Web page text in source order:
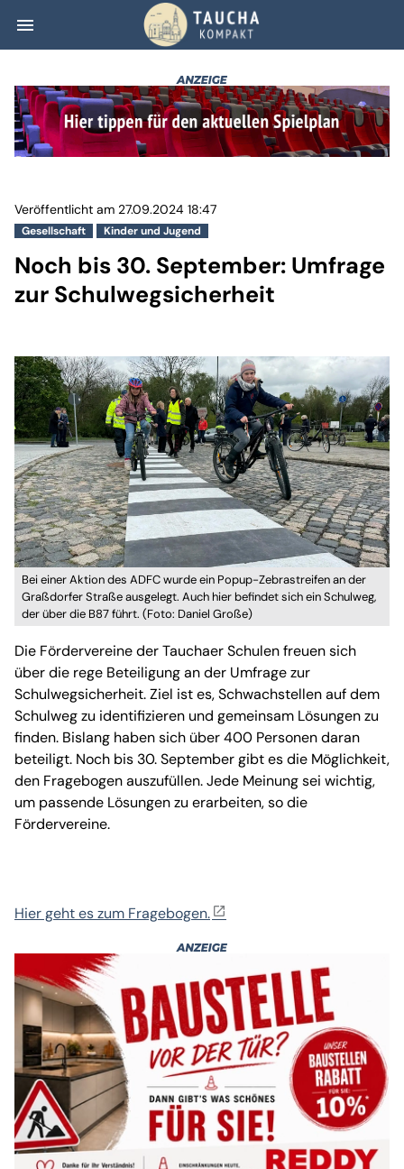
menu Noch bis 30.
Gesellschaft Kinder und Jugend
Veröffentlicht am 27.09.2024 18:47
Noch bis 30. September: Umfrage
zur Schulwegsicherheit
Bei einer Aktion des ADFC wurde ein Popup-Zebrastreifen an der
Graßdorfer Straße ausgelegt. Auch hier befindet sich ein Schulweg,
der über die B87 führt. (Foto: Daniel Große)
Die Fördervereine der Tauchaer Schulen freuen sich
über die rege Beteiligung an der Umfrage zur
Schulwegsicherheit. Ziel ist es, Schwachstellen auf dem
Schulweg zu identifizieren und gemeinsam Lösungen zu
finden. Bislang haben sich über 400 Personen daran
beteiligt. Noch bis 30. September gibt es die Möglichkeit,
den Fragebogen auszufüllen. Jede Meinung sei wichtig,
um passende Lösungen zu erarbeiten, so die
Fördervereine.
Hier geht es zum Fragebogen.